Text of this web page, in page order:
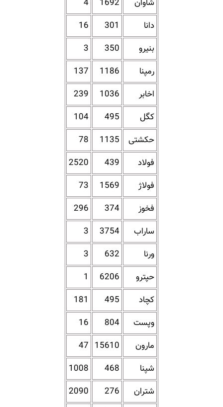
شاوان
1692
4
دانا
301
16
بنیرو
350
3
رمپنا
1186
137
اخابر
1036
239
کگل
495
104
حکشتی‌
1135
78
فولاد
439
2520
فولاژ
1569
73
فخوز
374
296
ساراب
3754
3
ورنا
632
3
حپترو
6206
1
کچاد
495
181
وپست
804
16
مارون
15610
47
شپنا
468
1008
شتران
276
2090